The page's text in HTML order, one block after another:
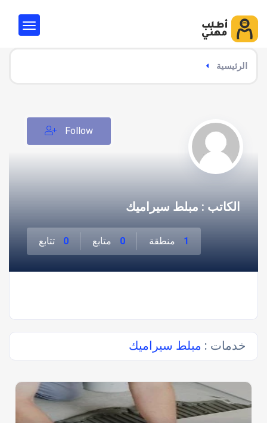
الرئيسية
الكاتب : مبلط سيراميك
1 منطقة 0 متابع 0 تتابع
Follow
خدمات : مبلط سيراميك